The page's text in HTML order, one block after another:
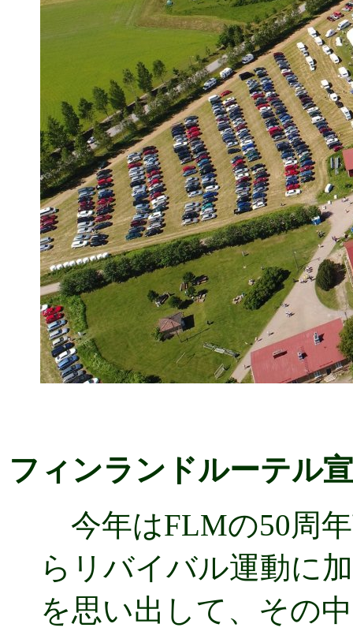
フィンランドルーテル
今年はFLMの50周
らリバイバル運動に
を思い出して、その